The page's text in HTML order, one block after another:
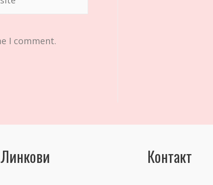
I comment.
Линкови Контакт